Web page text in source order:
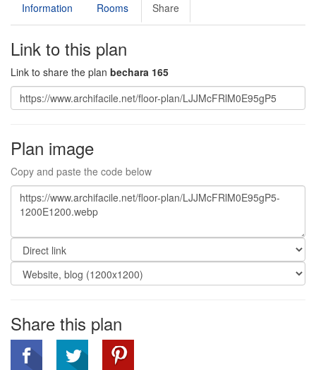
Information Rooms Share
Link to this plan
Link to share the plan bechara 165
Plan image
Copy and paste the code below
Share this plan